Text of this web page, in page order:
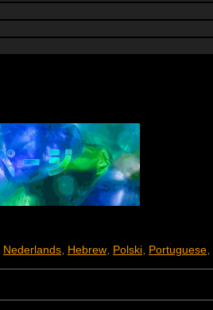
Nederlands, Hebrew, Polski, Portuguese,